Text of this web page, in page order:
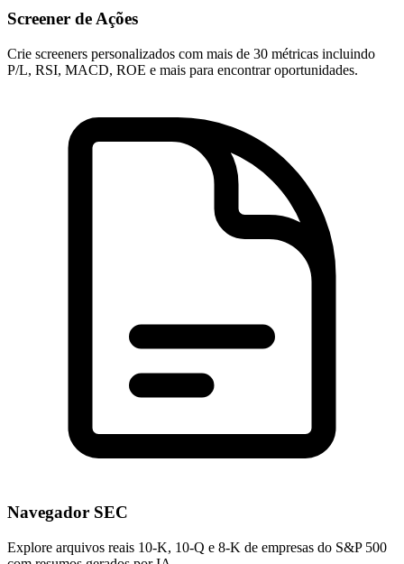
Screener de Ações
Crie screeners personalizados com mais de 30 métricas incluindo
P/L, RSI, MACD, ROE e mais para encontrar oportunidades.
Navegador SEC
Explore arquivos reais 10-K, 10-Q e 8-K de empresas do S&P 500